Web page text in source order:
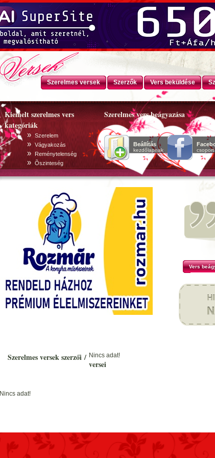
Szerelmes versek Szerzők Vers beküldése
Kiemelt szerelmes vers
kategóriák
» Szerelem
» Vágyakozás
» Reménytelenség
» Õszinteség
Szerelmes vers beágyazása
Beállítás
kezdőlapnak csoport
Vers
Szerelmes versek szerzői / Nincs adat!
versei
Nincs adat!